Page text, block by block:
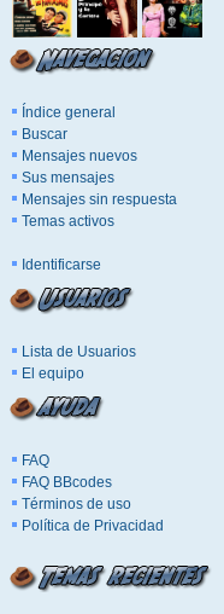
Índice general
Buscar
Mensajes nuevos
Sus mensajes
Mensajes sin respuesta
Temas activos
Identificarse
Lista de Usuarios
El equipo
FAQ
FAQ BBcodes
Términos de uso
Política de Privacidad